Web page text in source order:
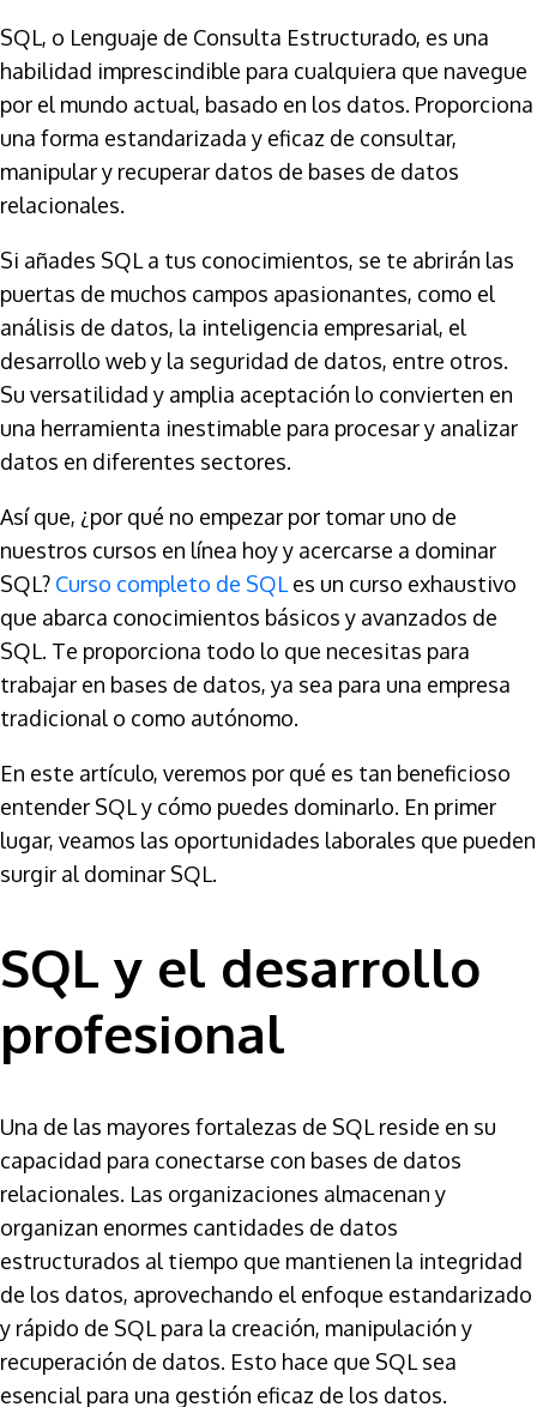
SQL, o Lenguaje de Consulta Estructurado, es una
habilidad imprescindible para cualquiera que navegue
por el mundo actual, basado en los datos. Proporciona
una forma estandarizada y eficaz de consultar,
manipular y recuperar datos de bases de datos
relacionales.
Si añades SQL a tus conocimientos, se te abrirán las
puertas de muchos campos apasionantes, como el
análisis de datos, la inteligencia empresarial, el
desarrollo web y la seguridad de datos, entre otros.
Su versatilidad y amplia aceptación lo convierten en
una herramienta inestimable para procesar y analizar
datos en diferentes sectores.
Así que, ¿por qué no empezar por tomar uno de
nuestros cursos en línea hoy y acercarse a dominar
SQL? Curso completo de SQL es un curso exhaustivo
que abarca conocimientos básicos y avanzados de
SQL. Te proporciona todo lo que necesitas para
trabajar en bases de datos, ya sea para una empresa
tradicional o como autónomo.
En este artículo, veremos por qué es tan beneficioso
entender SQL y cómo puedes dominarlo. En primer
lugar, veamos las oportunidades laborales que pueden
surgir al dominar SQL.
SQL y el desarrollo
profesional
Una de las mayores fortalezas de SQL reside en su
capacidad para conectarse con bases de datos
relacionales. Las organizaciones almacenan y
organizan enormes cantidades de datos
estructurados al tiempo que mantienen la integridad
de los datos, aprovechando el enfoque estandarizado
y rápido de SQL para la creación, manipulación y
recuperación de datos. Esto hace que SQL sea
esencial para una gestión eficaz de los datos.